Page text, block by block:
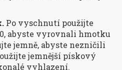
Po vyschnutí použijte
abyste vyrovnali hmotku
jemně, abyste nezničili
jemnější pískový
vyhlazení.